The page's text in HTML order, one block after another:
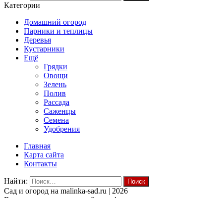
Категории
Домашний огород
Парники и теплицы
Деревья
Кустарники
Ещё
Грядки
Овощи
Зелень
Полив
Рассада
Саженцы
Семена
Удобрения
Главная
Карта сайта
Контакты
Найти:
Cад и огород на malinka-sad.ru | 2026